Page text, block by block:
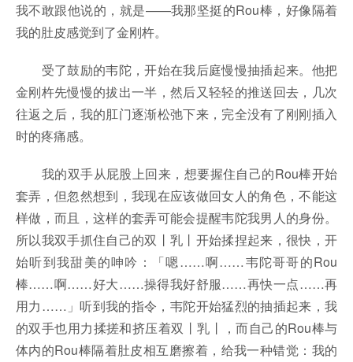
我不敢跟他说的，就是——我那坚挺的Rou棒，好像隔着
我的肚皮感觉到了金刚杵。
受了鼓励的韦陀，开始在我后庭慢慢抽插起来。他把
金刚杵先慢慢的拔出一半，然后又轻轻的推送回去，几次
往返之后，我的肛门逐渐松弛下来，完全没有了刚刚插入
时的疼痛感。
我的双手从屁股上回来，想要握住自己的Rou棒开始
套弄，但忽然想到，我现在应该做回女人的角色，不能这
样做，而且，这样的套弄可能会提醒韦陀我男人的身份。
所以我双手抓住自己的双丨乳丨开始揉捏起来，很快，开
始听到我甜美的呻吟：「嗯……啊……韦陀哥哥的Rou
棒……啊……好大……操得我好舒服……再快一点……再
用力……」听到我的指令，韦陀开始猛烈的抽插起来，我
的双手也用力揉搓和挤压着双丨乳丨，而自己的Rou棒与
体内的Rou棒隔着肚皮相互磨擦着，给我一种错觉：我的